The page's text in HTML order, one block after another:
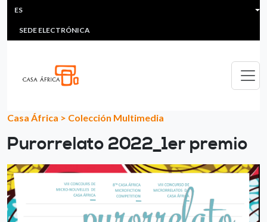
Pasar al contenido principal
HEADER MENU
MULTIMEDIA
SEDE ELECTRÓNICA
ES
Casa África > Colección Multimedia
Purorrelato 2022_1er premio